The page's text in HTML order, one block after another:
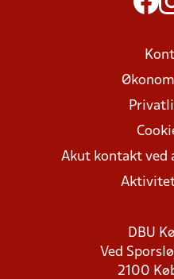
Akut kontakt ved
DBU
Ved
2100